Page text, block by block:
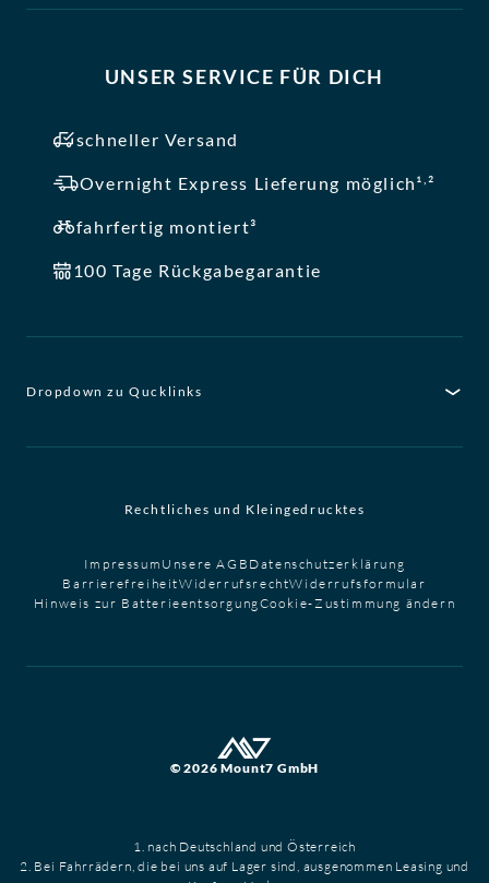
UNSER SERVICE FÜR DICH
schneller Versand
Overnight Express Lieferung möglich¹,²
fahrfertig montiert³
100 Tage Rückgabegarantie
Dropdown zu Qucklinks
Rechtliches und Kleingedrucktes
Impressum Unsere AGB Datenschutzerklärung
BarrierefreiheitWiderrufsrechtWiderrufsformular
Hinweis zur BatterieentsorgungCookie-Zustimmung ändern
© 2026 Mount7 GmbH
1. nach Deutschland und Österreich
2. Bei Fahrrädern, die bei uns auf Lager sind, ausgenommen Leasing und